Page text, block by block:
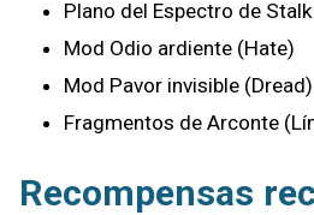
Plano del Espectro de
Mod Odio ardiente (Hate)
Mod Pavor invisible (Dread)
Fragmentos de Arconte
Recompensas